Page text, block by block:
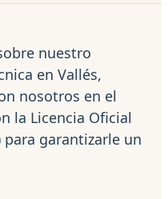
nuestro
en Vallés,
nosotros en el
la Licencia Oficial
para garantizarle un